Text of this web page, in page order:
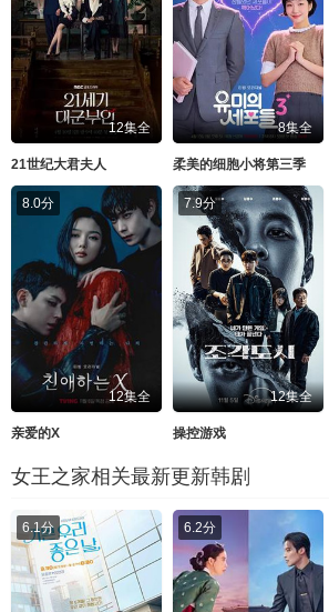
12集全
21世纪大君夫人
8集全
柔美的细胞小将第三季
8.0分
12集全
亲爱的X
7.9分
12集全
操控游戏
女王之家相关最新更新韩剧
6.1分 6.2分